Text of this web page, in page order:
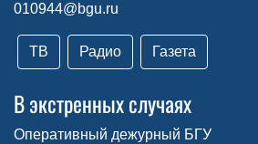
010944@bgu.ru
ТВ Радио Газета
В экстренных случаях
Оперативный дежурный БГУ